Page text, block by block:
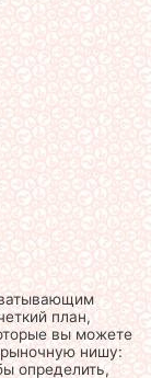
план,
вы можете
нишу:
определить,